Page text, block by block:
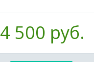
4 500 руб.